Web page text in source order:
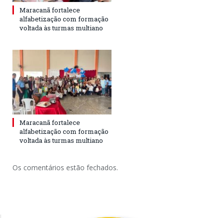
Maracanã fortalece
alfabetização com formação
voltada às turmas multiano
Maracanã fortalece
alfabetização com formação
voltada às turmas multiano
Os comentários estão fechados.